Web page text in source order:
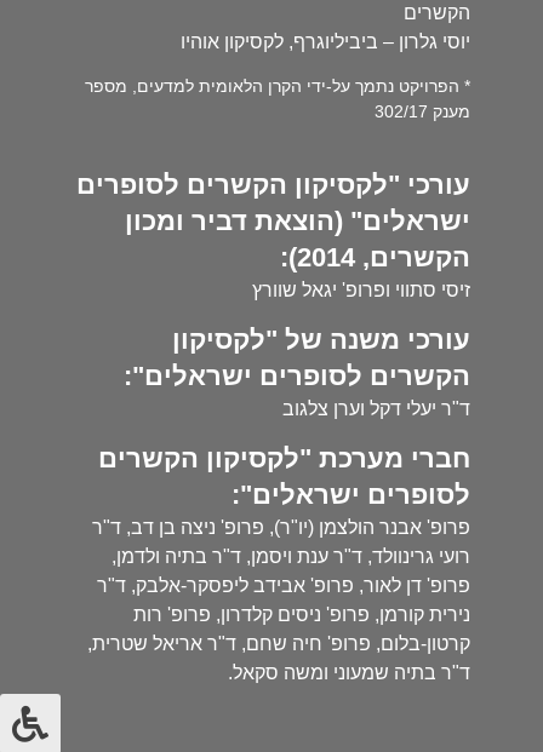
הקשרים
יוסי גלרון – ביביליוגרף, לקסיקון אוהיו
* הפרויקט נתמך על-ידי הקרן הלאומית למדעים, מספר
מענק 302/17
עורכי "לקסיקון הקשרים לסופרים
ישראלים" (הוצאת דביר ומכון
הקשרים, 2014):
זיסי סתווי ופרופ' יגאל שוורץ
עורכי משנה של "לקסיקון
הקשרים לסופרים ישראלים":
ד"ר יעלי דקל וערן צלגוב
חברי מערכת "לקסיקון הקשרים
לסופרים ישראלים":
פרופ' אבנר הולצמן (יו"ר), פרופ' ניצה בן דב, ד"ר
רועי גרינוולד, ד"ר ענת ויסמן, ד"ר בתיה ולדמן,
פרופ' דן לאור, פרופ' אבידב ליפסקר-אלבק, ד"ר
נירית קורמן, פרופ' ניסים קלדרון, פרופ' רות
קרטון-בלום, פרופ' חיה שחם, ד"ר אריאל שטרית,
ד"ר בתיה שמעוני ומשה סקאל.